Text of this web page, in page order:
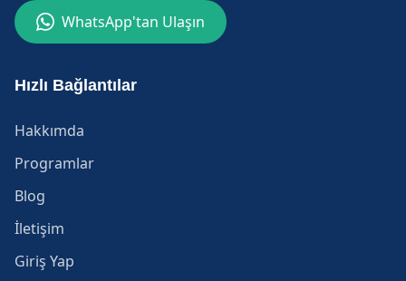
WhatsApp'tan Ulaşın
Hızlı Bağlantılar
Hakkımda
Programlar
Blog
İletişim
Giriş Yap